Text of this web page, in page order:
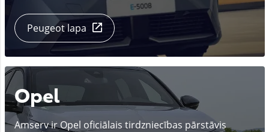
Peugeot lapa
Opel
Amserv ir Opel oficiālais tirdzniecības pārstāvis